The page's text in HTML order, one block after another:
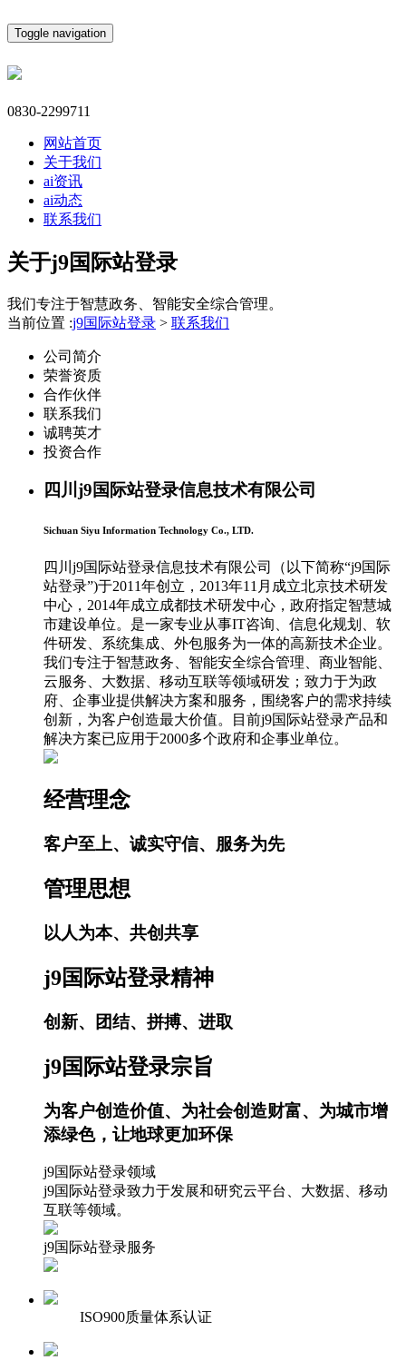
Toggle navigation
0830-2299711
网站首页
关于我们
ai资讯
ai动态
联系我们
关于j9国际站登录
我们专注于智慧政务、智能安全综合管理。
当前位置 :j9国际站登录 > 联系我们
公司简介
荣誉资质
合作伙伴
联系我们
诚聘英才
投资合作
四川j9国际站登录信息技术有限公司
Sichuan Siyu Information Technology Co., LTD.
四川j9国际站登录信息技术有限公司（以下简称“j9国际
站登录”)于2011年创立，2013年11月成立北京技术研发
中心，2014年成立成都技术研发中心，政府指定智慧城
市建设单位。是一家专业从事IT咨询、信息化规划、软
件研发、系统集成、外包服务为一体的高新技术企业。
我们专注于智慧政务、智能安全综合管理、商业智能、
云服务、大数据、移动互联等领域研发；致力于为政
府、企事业提供解决方案和服务，围绕客户的需求持续
创新，为客户创造最大价值。目前j9国际站登录产品和
解决方案已应用于2000多个政府和企事业单位。
经营理念
客户至上、诚实守信、服务为先
管理思想
以人为本、共创共享
j9国际站登录精神
创新、团结、拼搏、进取
j9国际站登录宗旨
为客户创造价值、为社会创造财富、为城市增
添绿色，让地球更加环保
j9国际站登录领域
j9国际站登录致力于发展和研究云平台、大数据、移动
互联等领域。
j9国际站登录服务
ISO900质量体系认证